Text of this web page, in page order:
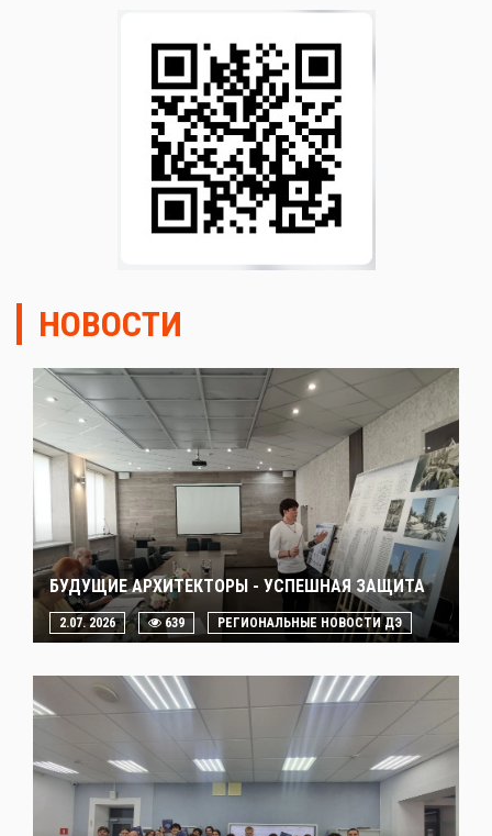
НОВОСТИ
БУДУЩИЕ АРХИТЕКТОРЫ - УСПЕШНАЯ ЗАЩИТА
2.07. 2026 639 РЕГИОНАЛЬНЫЕ НОВОСТИ ДЭ